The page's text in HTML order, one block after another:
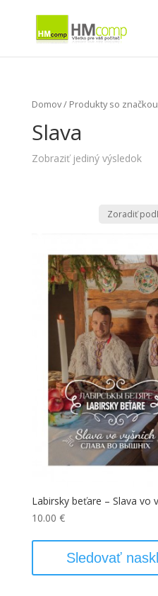
Domov/ Produkty so značkou
Slava
Zobraziť jediný výsledok
Labirsky beťare – Slava vo
10.00 €
Sledovať